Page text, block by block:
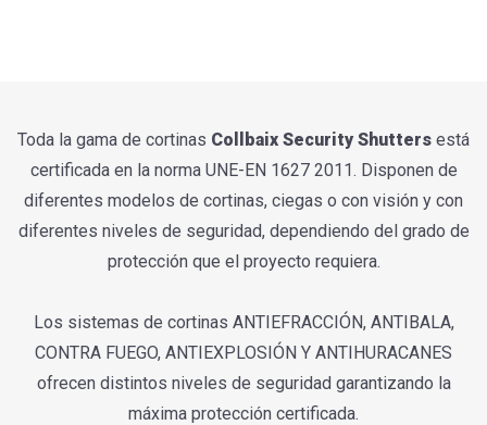
Toda la gama de cortinas Collbaix Security Shutters está
certificada en la norma UNE-EN 1627 2011. Disponen de
diferentes modelos de cortinas, ciegas o con visión y con
diferentes niveles de seguridad, dependiendo del grado de
protección que el proyecto requiera.
Los sistemas de cortinas ANTIEFRACCIÓN, ANTIBALA,
CONTRA FUEGO, ANTIEXPLOSIÓN Y ANTIHURACANES
ofrecen distintos niveles de seguridad garantizando la
máxima protección certificada.